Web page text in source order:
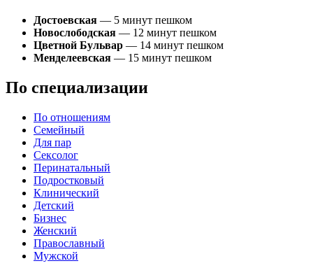
Достоевская — 5 минут пешком
Новослободская — 12 минут пешком
Цветной Бульвар — 14 минут пешком
Менделеевская — 15 минут пешком
По специализации
По отношениям
Семейный
Для пар
Сексолог
Перинатальный
Подростковый
Клинический
Детский
Бизнес
Женский
Православный
Мужской